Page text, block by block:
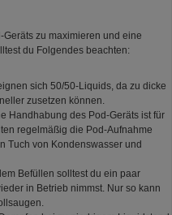
zu maximieren und eine
du Folgendes beachten:
sich 50/50-Liquids, da zu dicke
zusetzen können.
Handhabung des Pod-Geräts ist für
regelmäßig die Pod-Aufnahme
Tuch von Kondenswasser und
Befüllen solltest du ein paar
in Betrieb nimmst. Nur so kann